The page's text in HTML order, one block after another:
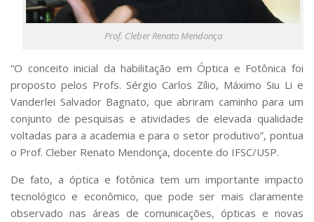
Prof. Cleber Renato Mendonça
“O conceito inicial da habilitação em Óptica e Fotônica foi
proposto pelos Profs. Sérgio Carlos Zílio, Máximo Siu Li e
Vanderlei Salvador Bagnato, que abriram caminho para um
conjunto de pesquisas e atividades de elevada qualidade
voltadas para a academia e para o setor produtivo”, pontua
o Prof. Cleber Renato Mendonça, docente do IFSC/USP.
De fato, a óptica e fotônica tem um importante impacto
tecnológico e econômico, que pode ser mais claramente
observado nas áreas de comunicações, ópticas e novas